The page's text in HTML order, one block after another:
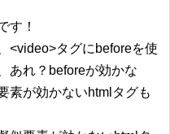
す！
<video>タグにbeforeを使
あれ？beforeが効かな
素が効かないhtmlタグも